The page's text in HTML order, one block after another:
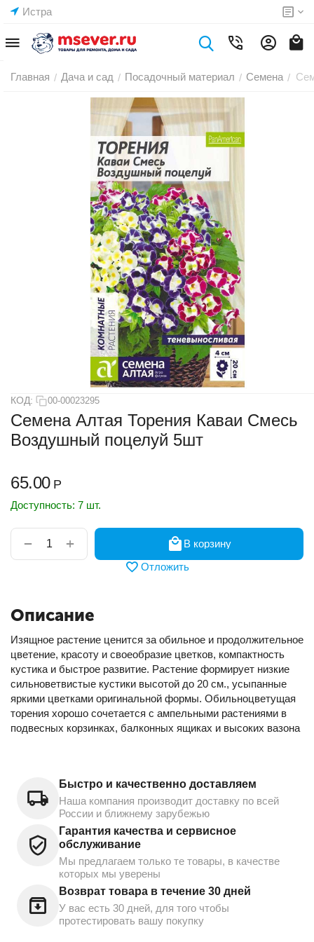
Истра
Главная / Дача и сад / Посадочный материал / Семена /
КОД: 00-00023295
Семена Алтая Торения Каваи Смесь
Воздушный поцелуй 5шт
65.00 Р
Доступность: 7 шт.
+
−
В корзину
Отложить
Описание
Изящное растение ценится за обильное и продолжительное
цветение, красоту и своеобразие цветков, компактность
кустика и быстрое развитие. Растение формирует низкие
сильноветвистые кустики высотой до 20 см., усыпанные
яркими цветками оригинальной формы. Обильноцветущая
торения хорошо сочетается с ампельными растениями в
подвесных корзинках, балконных ящиках и высоких вазона
Быстро и качественно доставляем
Наша компания производит доставку по всей
России и ближнему зарубежью
Гарантия качества и сервисное
обслуживание
Мы предлагаем только те товары, в качестве
которых мы уверены
Возврат товара в течение 30 дней
У вас есть 30 дней, для того чтобы
протестировать вашу покупку